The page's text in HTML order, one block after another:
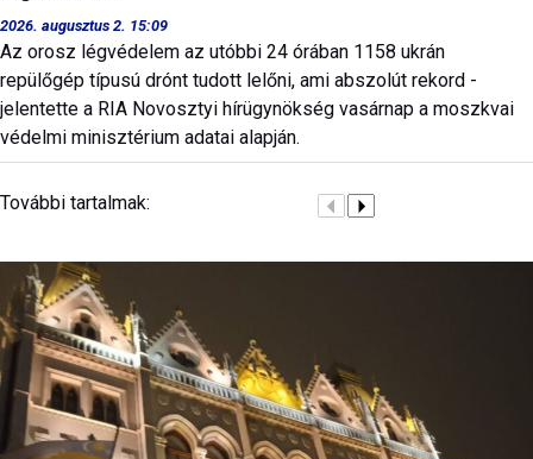
2026. augusztus 2. 15:09
Az orosz légvédelem az utóbbi 24 órában 1158 ukrán
repülőgép típusú drónt tudott lelőni, ami abszolút rekord -
jelentette a RIA Novosztyi hírügynökség vasárnap a moszkvai
védelmi minisztérium adatai alapján.
További tartalmak: